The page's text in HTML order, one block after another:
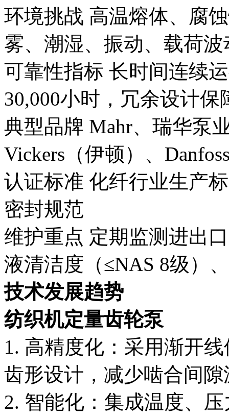
环境挑战 高温熔体、腐
雾、潮湿、振动、载荷波
可靠性指标 长时间连续
30,000小时，冗余设计保
典型品牌 Mahr、瑞华泵
Vickers（伊顿）、
认证标准 化纤行业生产
密封规范
维护重点 定期监测进出
液清洁度（≤NAS 8级）
技术发展趋势
纺织机定量齿轮泵
1. 高精度化：采用渐开
齿形设计，减少啮合间隙
2. 智能化：集成温度、